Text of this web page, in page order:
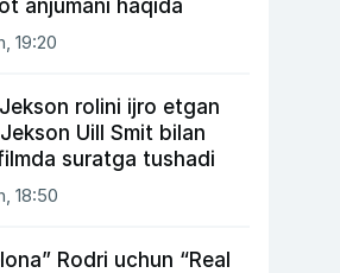
anjumani haqida
19:20
rolini ijro etgan
Uill Smit bilan
suratga tushadi
18:50
Rodri uchun “Real